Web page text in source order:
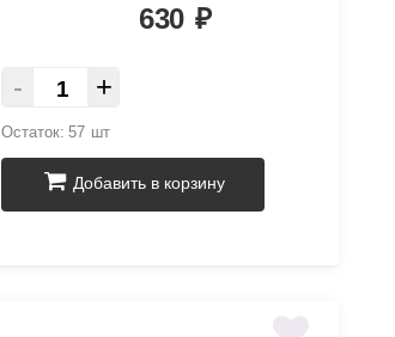
630 ₽
- +
Остаток: 57 шт
Добавить в корзину